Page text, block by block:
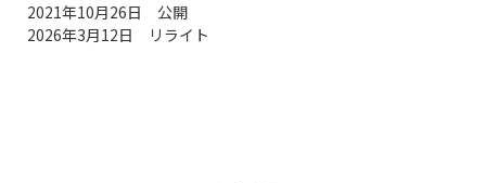
2021年10月26日 公開
2026年3月12日 リライト